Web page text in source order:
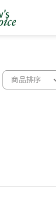
商品排序